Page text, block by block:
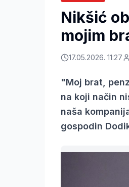
Nikšić
mojim
17.05.2026. 11:27
"Moj brat,
na koji način
naša
gospodin